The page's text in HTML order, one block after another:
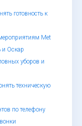
готовность к
Met
и Оскар
уборов и
техническую
по телефону